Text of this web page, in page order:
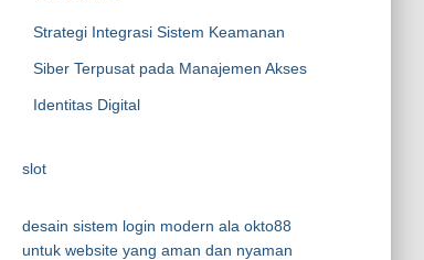
Strategi Integrasi Sistem Keamanan
Siber Terpusat pada Manajemen Akses
Identitas Digital
slot
desain sistem login modern ala okto88
untuk website yang aman dan nyaman